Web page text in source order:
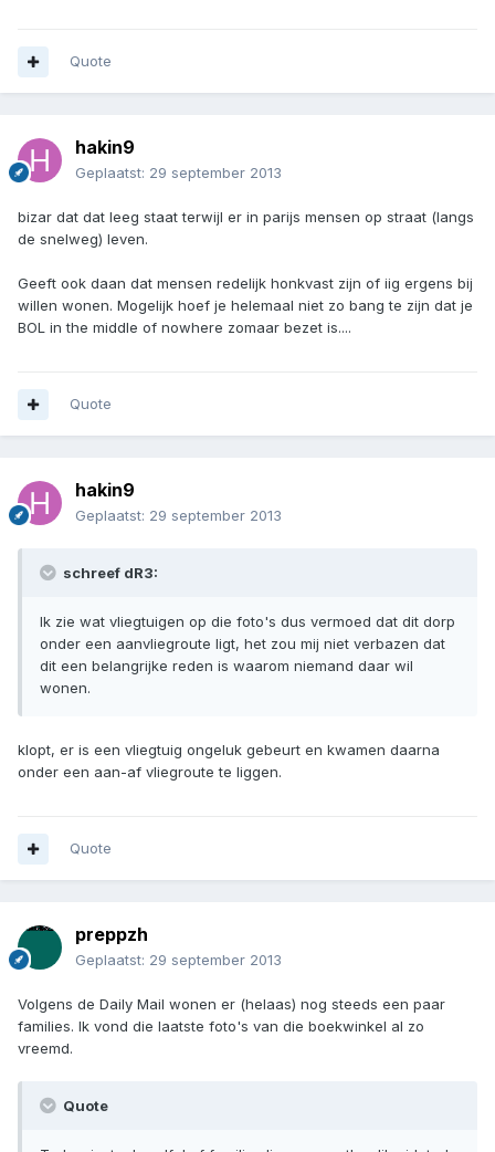
Quote
hakin9
Geplaatst: 29 september 2013
bizar dat dat leeg staat terwijl er in parijs mensen op straat (langs
de snelweg) leven.
Geeft ook daan dat mensen redelijk honkvast zijn of iig ergens bij
willen wonen. Mogelijk hoef je helemaal niet zo bang te zijn dat je
BOL in the middle of nowhere zomaar bezet is....
Quote
hakin9
Geplaatst: 29 september 2013
schreef dR3:
Ik zie wat vliegtuigen op die foto's dus vermoed dat dit dorp
onder een aanvliegroute ligt, het zou mij niet verbazen dat
dit een belangrijke reden is waarom niemand daar wil
wonen.
klopt, er is een vliegtuig ongeluk gebeurt en kwamen daarna
onder een aan-af vliegroute te liggen.
Quote
preppzh
Geplaatst: 29 september 2013
Volgens de Daily Mail wonen er (helaas) nog steeds een paar
families. Ik vond die laatste foto's van die boekwinkel al zo
vreemd.
Quote